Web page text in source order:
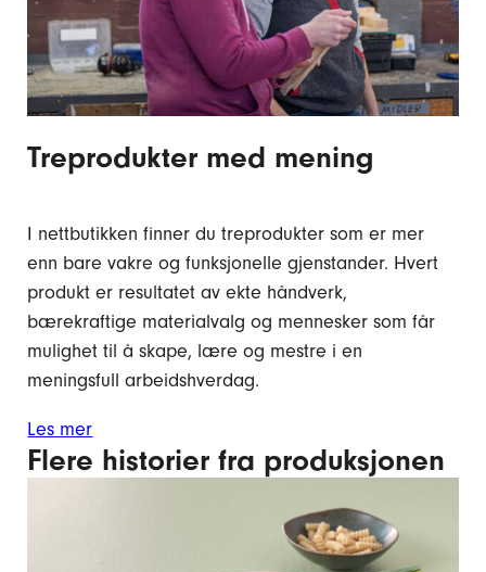
Treprodukter med mening
I nettbutikken finner du treprodukter som er mer
enn bare vakre og funksjonelle gjenstander. Hvert
produkt er resultatet av ekte håndverk,
bærekraftige materialvalg og mennesker som får
mulighet til å skape, lære og mestre i en
meningsfull arbeidshverdag.
Les mer
Flere historier fra produksjonen